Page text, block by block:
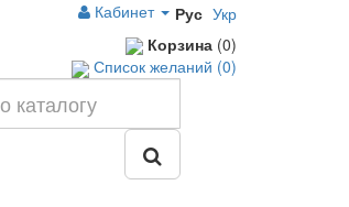
Рус Укр
Кабинет
Корзина (0)
Список желаний (0)